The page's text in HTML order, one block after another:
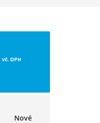
vč. DPH
Nové